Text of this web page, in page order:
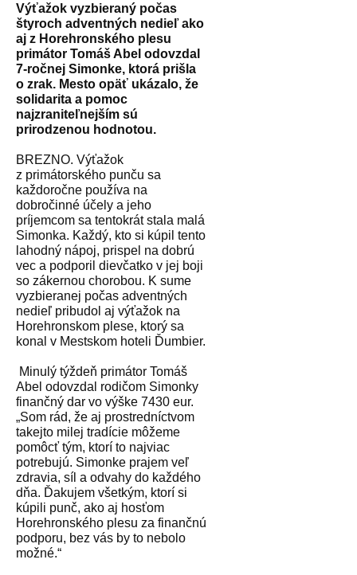
Výťažok vyzbieraný počas
štyroch adventných nedieľ ako
aj z Horehronského plesu
primátor Tomáš Abel odovzdal
7-ročnej Simonke, ktorá prišla
o zrak. Mesto opäť ukázalo, že
solidarita a pomoc
najzraniteľnejším sú
prirodzenou hodnotou.
BREZNO. Výťažok
z primátorského punču sa
každoročne používa na
dobročinné účely a jeho
príjemcom sa tentokrát stala malá
Simonka. Každý, kto si kúpil tento
lahodný nápoj, prispel na dobrú
vec a podporil dievčatko v jej boji
so zákernou chorobou. K sume
vyzbieranej počas adventných
nedieľ pribudol aj výťažok na
Horehronskom plese, ktorý sa
konal v Mestskom hoteli Ďumbier.
Minulý týždeň primátor Tomáš
Abel odovzdal rodičom Simonky
finančný dar vo výške 7430 eur.
„Som rád, že aj prostredníctvom
takejto milej tradície môžeme
pomôcť tým, ktorí to najviac
potrebujú. Simonke prajem veľ
zdravia, síl a odvahy do každého
dňa. Ďakujem všetkým, ktorí si
kúpili punč, ako aj hosťom
Horehronského plesu za finančnú
podporu, bez vás by to nebolo
možné.“